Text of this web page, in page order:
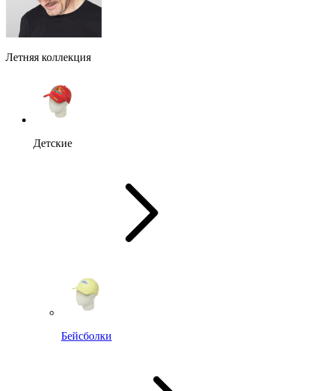
Летняя коллекция
Детские
Бейсболки